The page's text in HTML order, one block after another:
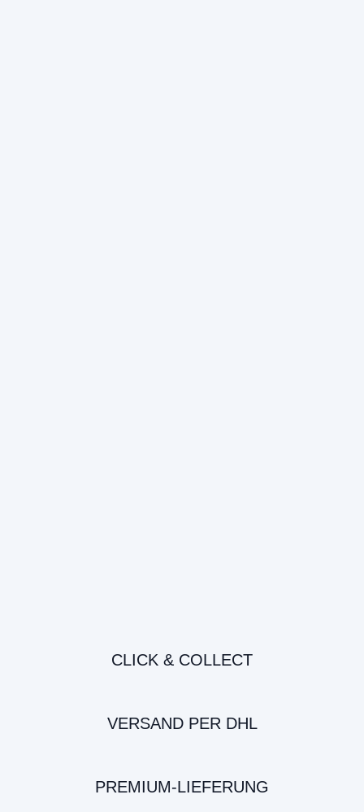
CLICK & COLLECT
VERSAND PER DHL
PREMIUM-LIEFERUNG